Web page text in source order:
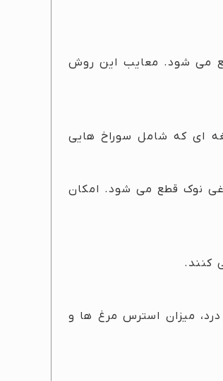
می شود. معایب این روش
تیغه ای که شامل سوراخ هایی
نوک قطع می شود. امکان
کنند.
میزان استرس مرغ ها و